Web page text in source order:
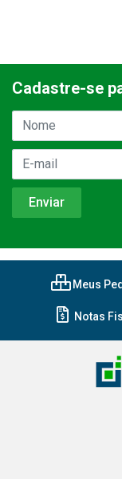
Cadastre-se
Meus
Notas